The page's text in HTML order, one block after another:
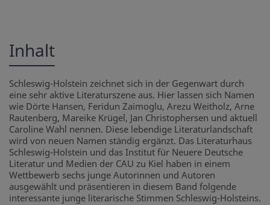
Inhalt
Schleswig-Holstein zeichnet sich in der Gegenwart durch
eine sehr aktive Literaturszene aus. Hier lassen sich Namen
wie Dörte Hansen, Feridun Zaimoglu, Arezu Weitholz, Arne
Rautenberg, Mareike Krügel, Jan Christophersen und aktuell
Caroline Wahl nennen. Diese lebendige Literaturlandschaft
wird von neuen Namen ständig ergänzt. Das Literaturhaus
Schleswig-Holstein und das Institut für Neuere Deutsche
Literatur und Medien der CAU zu Kiel haben in einem
Wettbewerb sechs junge Autorinnen und Autoren
ausgewählt und präsentieren in diesem Band folgende
interessante junge literarische Stimmen Schleswig-Holsteins.